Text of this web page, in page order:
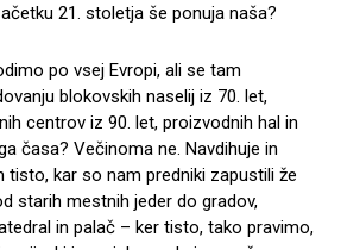
21. stoletja še ponuja naša?
po vsej Evropi, ali se tam
blokovskih naselij iz 70. let,
centrov iz 90. let, proizvodnih hal in
časa? Večinoma ne. Navdihuje in
tisto, kar so nam predniki zapustili že
starih mestnih jeder do gradov,
in palač – ker tisto, tako pravimo,